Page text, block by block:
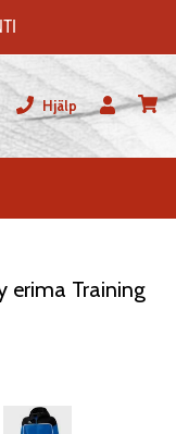
Hjälp
erima Training